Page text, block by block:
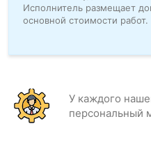
Исполнитель размещает
основной стоимости работ.
У каждого
персональный